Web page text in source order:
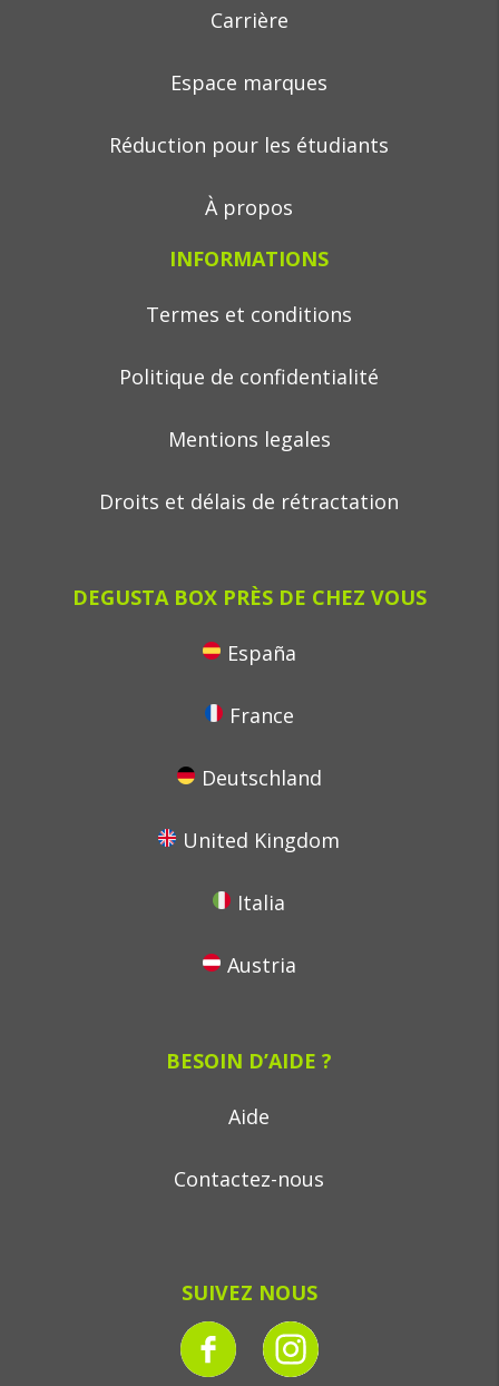
Carrière
Espace marques
Réduction pour les étudiants
À propos
INFORMATIONS
Termes et conditions
Politique de confidentialité
Mentions legales
Droits et délais de rétractation
DEGUSTA BOX PRÈS DE CHEZ VOUS
España
France
Deutschland
United Kingdom
Italia
Austria
BESOIN D’AIDE ?
Aide
Contactez-nous
SUIVEZ NOUS